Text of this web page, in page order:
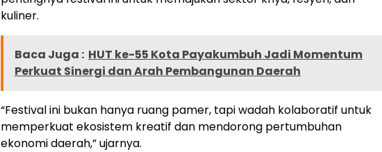
kuliner.
Baca Juga : HUT ke-55 Kota Payakumbuh Jadi Momentum
Perkuat Sinergi dan Arah Pembangunan Daerah
“Festival ini bukan hanya ruang pamer, tapi wadah kolaboratif untuk
memperkuat ekosistem kreatif dan mendorong pertumbuhan
ekonomi daerah,” ujarnya.